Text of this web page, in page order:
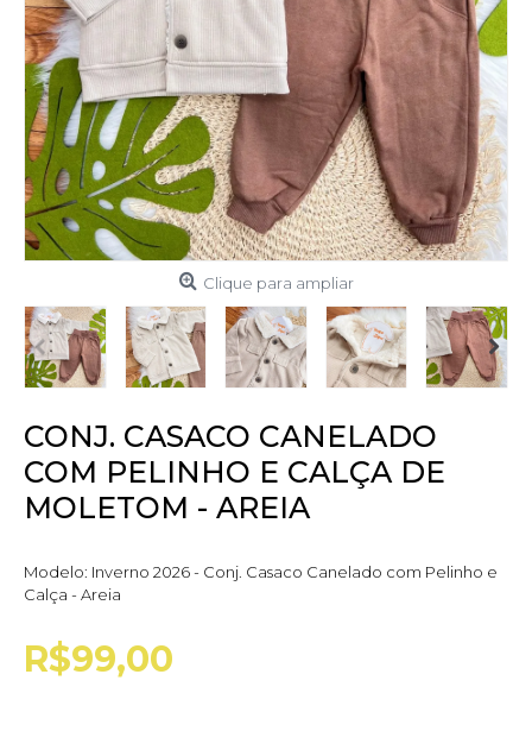
Clique para ampliar
CONJ. CASACO CANELADO
COM PELINHO E CALÇA DE
MOLETOM - AREIA
Modelo: Inverno 2026 - Conj. Casaco Canelado com Pelinho e
Calça - Areia
R$99,00